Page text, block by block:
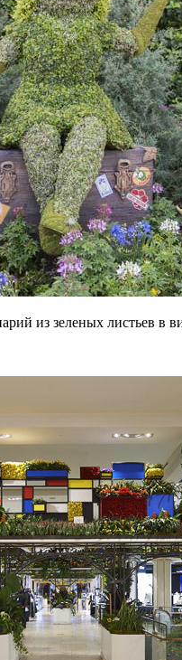
из зеленых листьев